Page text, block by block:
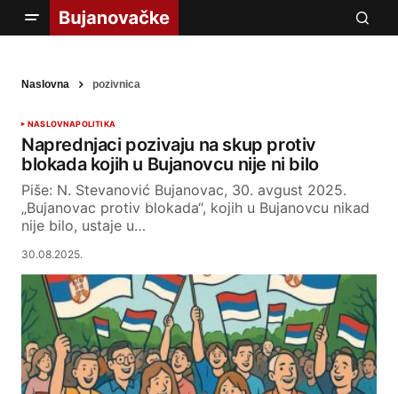
Naslovna pozivnica
NASLOVNAPOLITIKA
Naprednjaci pozivaju na skup protiv
blokada kojih u Bujanovcu nije ni bilo
Piše: N. Stevanović Bujanovac, 30. avgust 2025.
„Bujanovac protiv blokada“, kojih u Bujanovcu nikad
nije bilo, ustaje u…
30.08.2025.